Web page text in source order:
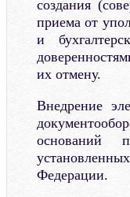
создания
приема от
и
их отмену.
Внедрение
оснований
Федерации.